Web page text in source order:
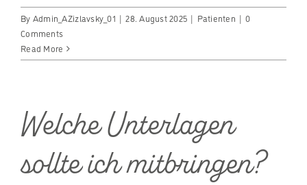
By Admin_AZizlavsky_01 | 28. August 2025 | Patienten | 0
Comments
Read More
Welche Unterlagen
sollte ich mitbringen?